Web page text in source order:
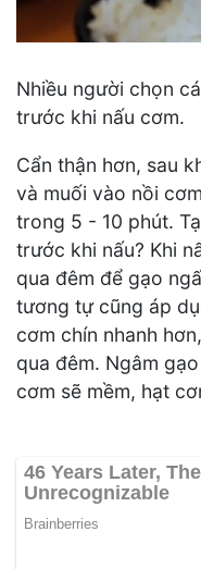
Nhiều người chọn
trước khi nấu cơm.
Cẩn thận hơn, sau
và muối vào nồi
trong 5 - 10 phút.
trước khi nấu? Khi
qua đêm để gạo
tương tự cũng áp
cơm chín nhanh
qua đêm. Ngâm
cơm sẽ mềm, hạt